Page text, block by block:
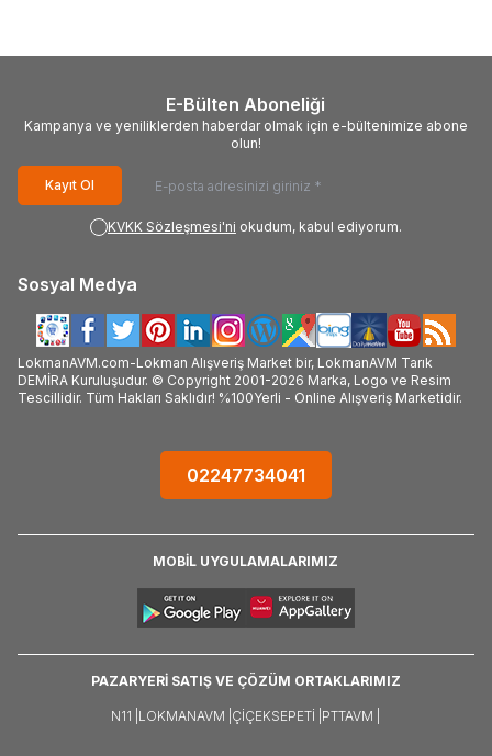
E-Bülten Aboneliği
Kampanya ve yeniliklerden haberdar olmak için e-bültenimize abone
olun!
Kayıt Ol
KVKK Sözleşmesi'ni okudum, kabul ediyorum.
Sosyal Medya
LokmanAVM.com-Lokman Alışveriş Market bir, LokmanAVM Tarık
DEMİRA Kuruluşudur. © Copyright 2001-2026 Marka, Logo ve Resim
Tescillidir. Tüm Hakları Saklıdır! %100Yerli - Online Alışveriş Marketidir.
02247734041
MOBİL UYGULAMALARIMIZ
PAZARYERİ SATIŞ VE ÇÖZÜM ORTAKLARIMIZ
N11 | LOKMANAVM | ÇIÇEKSEPETI | PTTAVM |